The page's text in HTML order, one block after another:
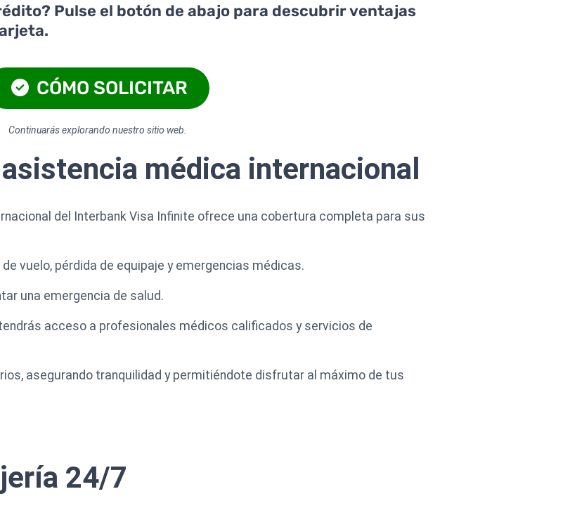
Pulse el botón de abajo para descubrir ventajas
CÓMO SOLICITAR
Continuarás explorando nuestro sitio web.
médica internacional
del Interbank Visa Infinite ofrece una cobertura completa para sus
vuelo, pérdida de equipaje y emergencias médicas.
una emergencia de salud.
acceso a profesionales médicos calificados y servicios de
asegurando tranquilidad y permitiéndote disfrutar al máximo de tus
24/7